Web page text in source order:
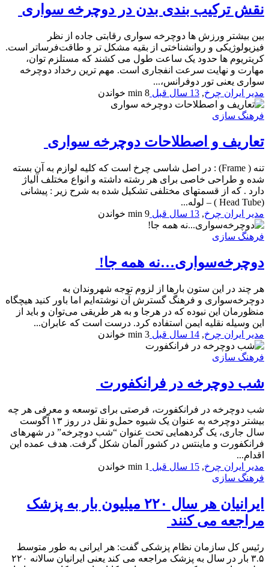
نقش ترکیب بندی بدن در دوچرخه سواری
بین بیشتر ورزش ها دوچرخه سواری رقابتی جاده از نظر
فیزیولوژیکی و روانشناختی از بقیه مشکل تر و طاقت‌فرساتر است.
کریتریوم ها حدود یک ساعت طول می کشند که مستلزم توان،
مهارت و نهایت سرعت انفجاری است. مهم ترین رخداد دوچرخه
سواری یعنی تور دوفرانس،...
مدیر ایران چرخ, 13 سال قبل 8 min خواندن
فرهنگ سازی
تعاریف و اصطلاحات دوچرخه سواری
تنه ( Frame) : در اصل شاسی چرخ است که کلیه لوازم به آن بسته
شده و طراحی خاصی برای هر رشته داشته و انواع مختلف آلیاژ
دارد . که از قسمتهای مختلفی تشکیل شده به شرح زیر : پيشانی
(Head Tube ) – لوله...
مدیر ایران چرخ, 13 سال قبل 9 min خواندن
فرهنگ سازی
دوچرخه‌سواری…نه همه جا!
هر چند در این ستون بارها از لزوم توجه شهروندان به
دوچرخه‌سواری و فرهنگ گسترش آن نوشته‌ایم اما باور کنید هیچگاه
منظورمان این نبوده که در هرجا و به هر طریقی می‌توان و باید از
این وسیله نقلیه ایمن استفاده کرد. درست است که عابران...
مدیر ایران چرخ, 14 سال قبل 3 min خواندن
فرهنگ سازی
شب دوچرخه در فرانکفورت
شب دوچرخه در فرانکفورت، فرصتی برای توسعه و معرفی‌ هر چه
بیشتر دوچرخه به عنوان یک شیوه حمل‌و نقل در روز ۱۳ آگوست
سال جاری، یک گردهمایی تحت عنوان “شب دوچرخه” در شهرهای
فرانکفورت و ماینتس در کشور آلمان شکل گرفت. هدف عمده این
اقدام...
مدیر ایران چرخ, 15 سال قبل 1 min
خواندن
فرهنگ سازی
ایرانیان هر سال ۲۲۰ میلیون بار به پزشک
مراجعه می کنند
رئیس کل سازمان نظام پزشکی گفت: هر ایرانی به طور متوسط
۳.۵ بار در سال به پزشک مراجعه می کند یعنی ایرانیان سالانه ۲۲۰